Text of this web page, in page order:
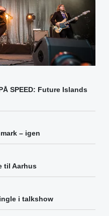
SPEED: Future Islands
– igen
til Aarhus
i talkshow